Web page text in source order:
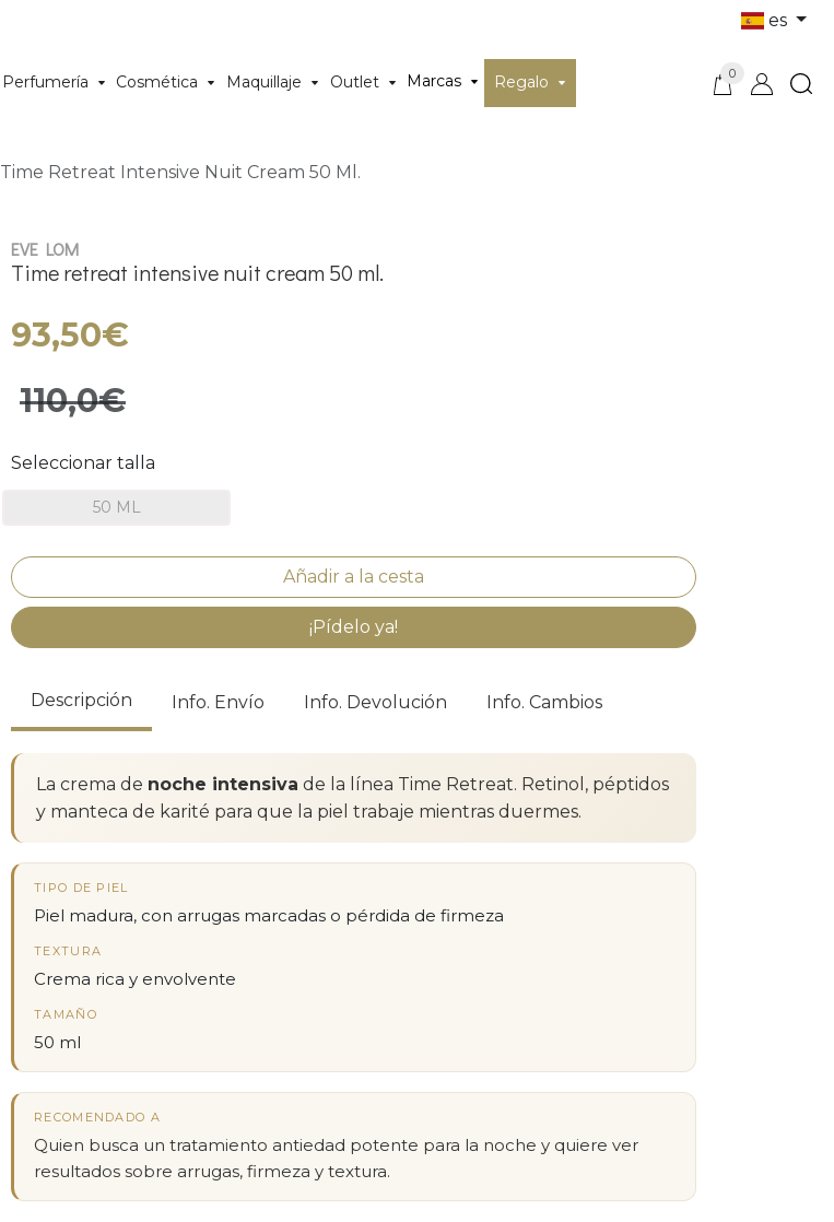
es
Perfumería Cosmética Maquillaje Outlet Marcas Regalo 0
Time Retreat Intensive Nuit Cream 50 Ml.
EVE LOM
Time retreat intensive nuit cream 50 ml.
93,50€
110,0€
Seleccionar talla
50 ML
¡Pídelo ya!
Descripción Info. Envío Info. Devolución Info. Cambios
La crema de noche intensiva de la línea Time Retreat. Retinol, péptidos
y manteca de karité para que la piel trabaje mientras duermes.
TIPO DE PIEL
Piel madura, con arrugas marcadas o pérdida de firmeza
TEXTURA
Crema rica y envolvente
TAMAÑO
50 ml
RECOMENDADO A
Quien busca un tratamiento antiedad potente para la noche y quiere ver
resultados sobre arrugas, firmeza y textura.